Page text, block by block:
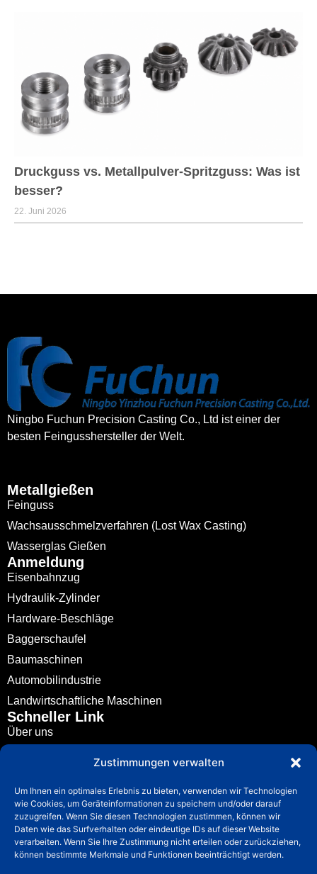
Zustimmungen verwalten
Um Ihnen ein optimales Erlebnis zu bieten, verwenden wir Technologien
wie Cookies, um Geräteinformationen zu speichern und/oder darauf
zuzugreifen. Wenn Sie diesen Technologien zustimmen, können wir
Daten wie das Surfverhalten oder eindeutige IDs auf dieser Website
verarbeiten. Wenn Sie Ihre Zustimmung nicht erteilen oder zurückziehen,
können bestimmte Merkmale und Funktionen beeinträchtigt werden.
Druckguss vs. Metallpulver-Spritzguss: Was ist
besser?
22. Juni 2026
Ningbo Fuchun Precision Casting Co., Ltd ist einer der
besten Feingusshersteller der Welt.
Metallgießen
Feinguss
Wachsausschmelzverfahren (Lost Wax Casting)
Wasserglas Gießen
Anmeldung
Eisenbahnzug
Hydraulik-Zylinder
Hardware-Beschläge
Baggerschaufel
Baumaschinen
Automobilindustrie
Landwirtschaftliche Maschinen
Schneller Link
Über uns
Nachrichten
Leitfaden
Kontakt
Kontakt